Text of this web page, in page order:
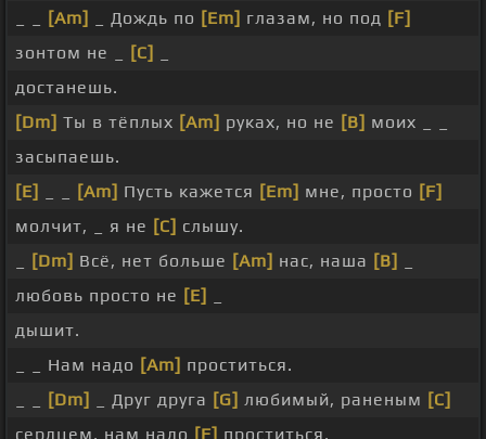
[Am] _ Дождь по [Em] глазам, но под [F]
зонтом не _
[C]
достанешь.
[Dm] Ты в тёплых [Am] руках, но не [B] моих _ _
засыпаешь.
[E]
[Am] Пусть кажется [Em] мне, просто [F]
молчит, _ я не [C] слышу.
[Dm] Всё, нет больше [Am] нас, наша [B]
любовь просто не [E]
дышит.
_ _ Нам надо [Am] проститься.
[Dm] _ Друг друга [G] любимый, раненым [C]
сердцем, нам надо [F] проститься.